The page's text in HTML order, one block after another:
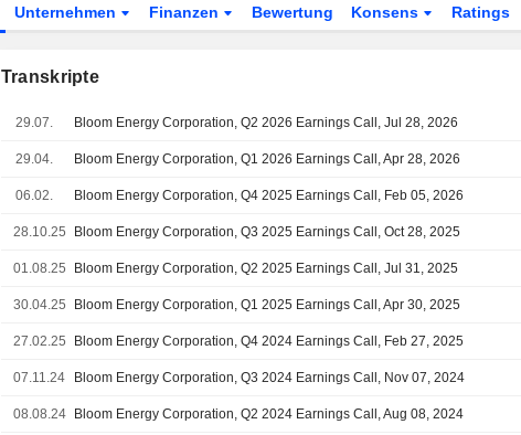
Unternehmen Finanzen Bewertung Konsens Ratings
Transkripte
29.07. Bloom Energy Corporation, Q2 2026 Earnings Call, Jul 28, 2026
29.04. Bloom Energy Corporation, Q1 2026 Earnings Call, Apr 28, 2026
06.02. Bloom Energy Corporation, Q4 2025 Earnings Call, Feb 05, 2026
28.10.25 Bloom Energy Corporation, Q3 2025 Earnings Call, Oct 28, 2025
01.08.25 Bloom Energy Corporation, Q2 2025 Earnings Call, Jul 31, 2025
30.04.25 Bloom Energy Corporation, Q1 2025 Earnings Call, Apr 30, 2025
27.02.25 Bloom Energy Corporation, Q4 2024 Earnings Call, Feb 27, 2025
07.11.24 Bloom Energy Corporation, Q3 2024 Earnings Call, Nov 07, 2024
08.08.24 Bloom Energy Corporation, Q2 2024 Earnings Call, Aug 08, 2024